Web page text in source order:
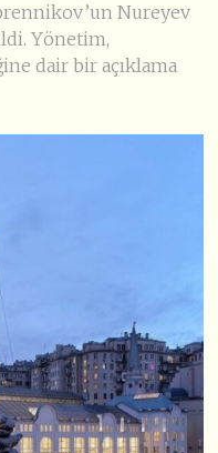
Nureyev
Yönetim,
dair bir açıklama